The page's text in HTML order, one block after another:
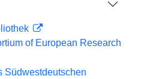
of European Research
Südwestdeutschen